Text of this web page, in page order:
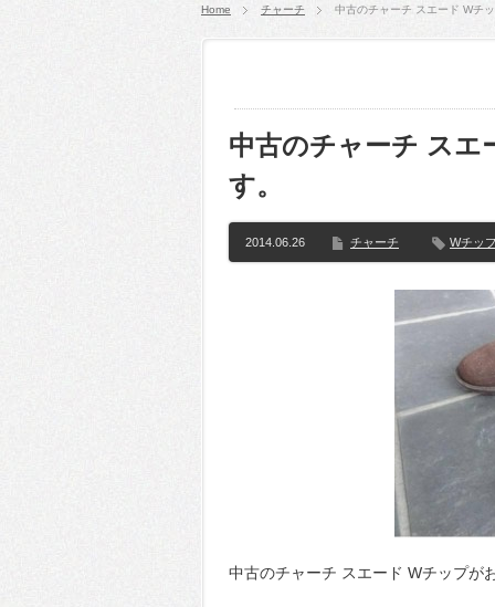
Home チャーチ 中古のチャーチ スエード Wチ
中古のチャーチ スエ
す。
2014.06.26 チャーチ Wチッ
中古のチャーチ スエード Wチップが